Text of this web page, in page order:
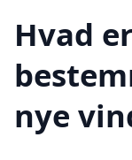
Hvad
nye